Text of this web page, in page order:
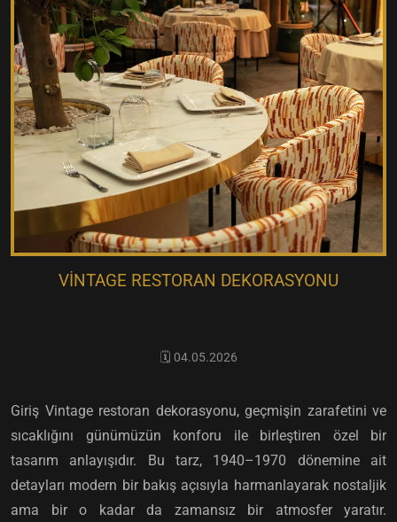
VINTAGE RESTORAN DEKORASYONU
🗓️ 04.05.2026
Giriş Vintage restoran dekorasyonu, geçmişin zarafetini ve
sıcaklığını günümüzün konforu ile birleştiren özel bir
tasarım anlayışıdır. Bu tarz, 1940–1970 dönemine ait
detayları modern bir bakış açısıyla harmanlayarak nostaljik
ama bir o kadar da zamansız bir atmosfer yaratır.